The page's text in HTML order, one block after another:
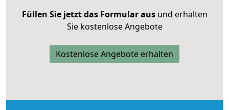
Füllen Sie jetzt das Formular ausund erhalten
Sie kostenlose Angebote
Kostenlose Angebote erhalten